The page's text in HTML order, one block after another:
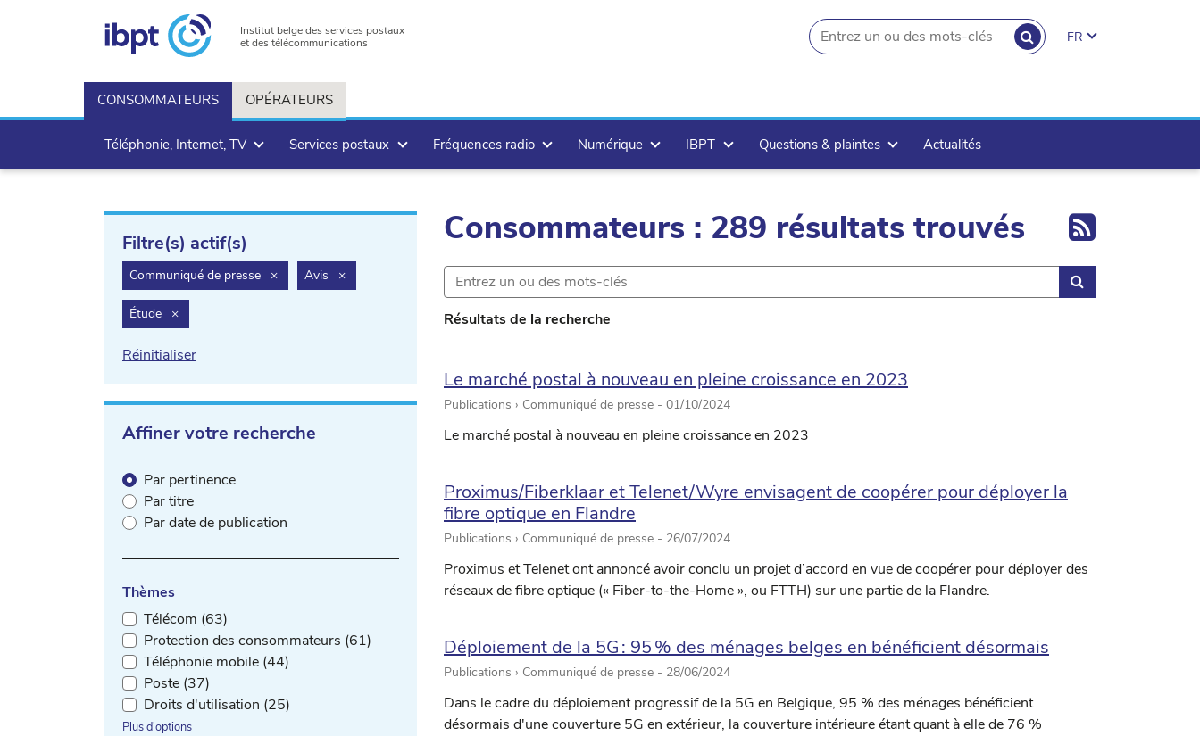
Institut belge des services postaux
et des télécommunications
RECHERCHER
search.button
FR
CONSOMMATEURS OPÉRATEURS
Téléphonie, Internet, TV Services postaux Fréquences radio Numérique IBPT Questions & plaintes Actualités
Filtre(s) actif(s)
Communiqué de presse ×filter.delete
Avis ×filter.delete
Étude ×filter.delete
Réinitialiser
Affiner votre recherche
Par pertinence
Par titre
Par date de publication
Thèmes
Télécom (63)
Protection des consommateurs (61)
Téléphonie mobile (44)
Poste (37)
Droits d'utilisation (25)
Plus d'options
Consommateurs : 289 résultats trouvés Export
Résultats de la recherche
Le marché postal à nouveau en pleine croissance en 2023
Publications › Communiqué de presse - 01/10/2024
Le marché postal à nouveau en pleine croissance en 2023
Proximus/Fiberklaar et Telenet/Wyre envisagent de coopérer pour déployer la
fibre optique en Flandre
Publications › Communiqué de presse - 26/07/2024
Proximus et Telenet ont annoncé avoir conclu un projet d’accord en vue de coopérer pour déployer des
réseaux de fibre optique (« Fiber-to-the-Home », ou FTTH) sur une partie de la Flandre.
Déploiement de la 5G : 95 % des ménages belges en bénéficient désormais
Publications › Communiqué de presse - 28/06/2024
Dans le cadre du déploiement progressif de la 5G en Belgique, 95 % des ménages bénéficient
désormais d'une couverture 5G en extérieur, la couverture intérieure étant quant à elle de 76 %